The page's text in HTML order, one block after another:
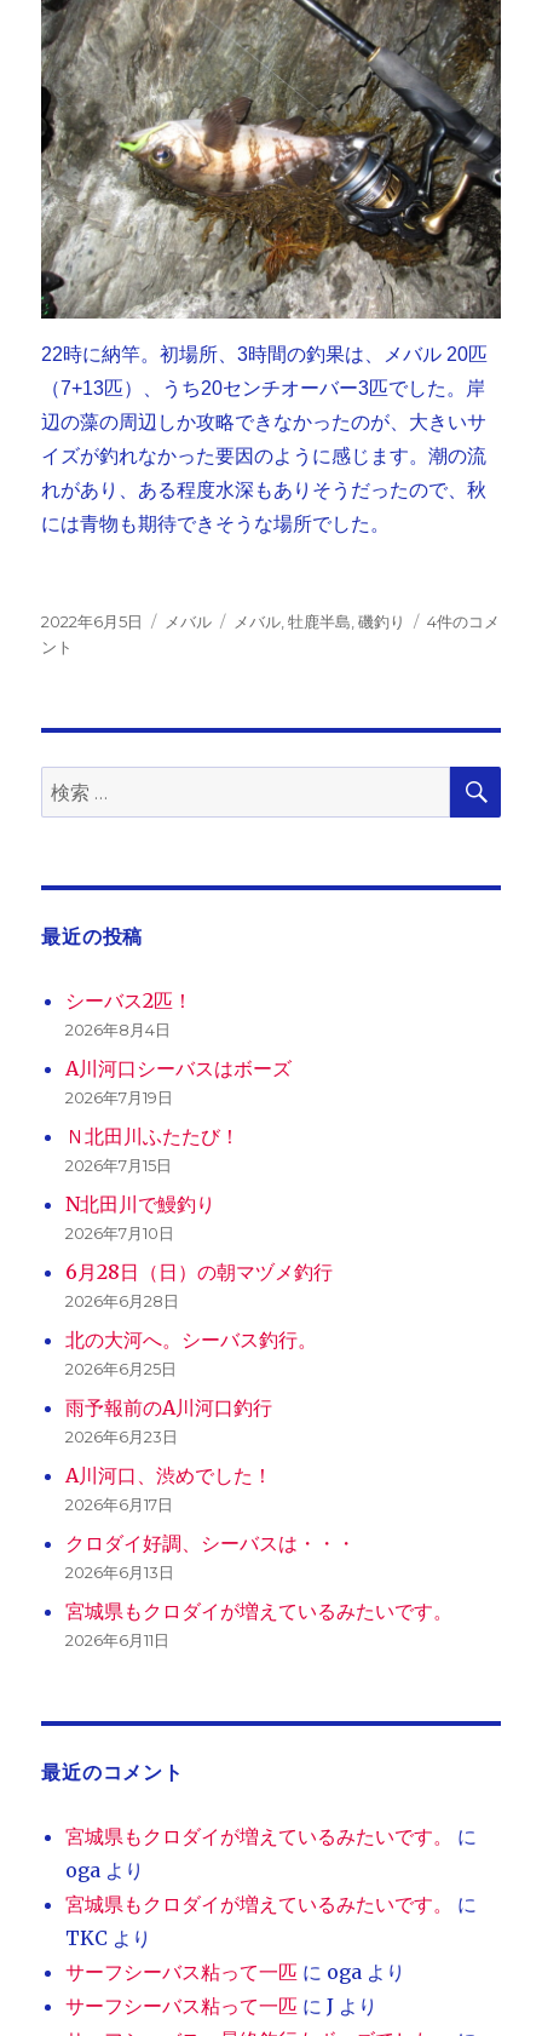
22時に納竿。初場所、3時間の釣果は、メバル 20匹
（7+13匹）、うち20センチオーバー3匹でした。岸
辺の藻の周辺しか攻略できなかったのが、大きいサ
イズが釣れなかった要因のように感じます。潮の流
れがあり、ある程度水深もありそうだったので、秋
には青物も期待できそうな場所でした。
投
稿
2022年6月5日
カ
メバル
タ
メバル ,牡鹿半島 ,磯釣り
牡
り
へ
4件のコメ
ント
検
索:
検
最近の投稿
シーバス2匹！
2026年8月4日
A川河口シーバスはボーズ
2026年7月19日
Ｎ北田川ふたたび！
2026年7月15日
N北田川で鰻釣り
2026年7月10日
6月28日（日）の朝マヅメ釣行
2026年6月28日
北の大河へ。シーバス釣行。
2026年6月25日
雨予報前のA川河口釣行
2026年6月23日
A川河口、渋めでした！
2026年6月17日
クロダイ好調、シーバスは・・・
2026年6月13日
宮城県もクロダイが増えているみたいです。
2026年6月11日
最近のコメント
宮城県もクロダイが増えているみたいです。
に
oga より
宮城県もクロダイが増えているみたいです。
に
TKC より
サーフシーバス粘って一匹 に oga より
サーフシーバス粘って一匹 にJ より